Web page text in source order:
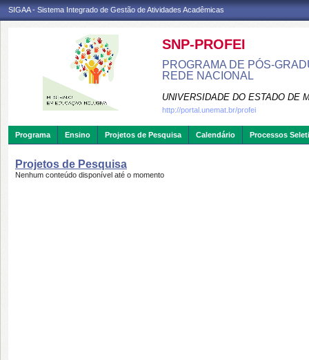
SIGAA - Sistema Integrado de Gestão de Atividades Acadêmicas
SNP-PROFEI
PROGRAMA DE PÓS-
REDE NACIONAL
UNIVERSIDADE DO ESTADO DE
http://portal.unemat.br/profei
Programa Ensino Projetos de Pesquisa Calendário Processos
Projetos de Pesquisa
Nenhum conteúdo disponível até o momento